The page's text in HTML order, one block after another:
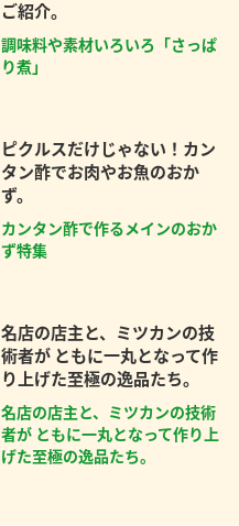
ご紹介。
調味料や素材いろいろ「さっぱ
り煮」
ピクルスだけじゃない！カン
タン酢でお肉やお魚のおか
ず。
カンタン酢で作るメインのおか
ず特集
名店の店主と、ミツカンの技
術者が ともに一丸となって作
り上げた至極の逸品たち。
名店の店主と、ミツカンの技術
者が ともに一丸となって作り上
げた至極の逸品たち。